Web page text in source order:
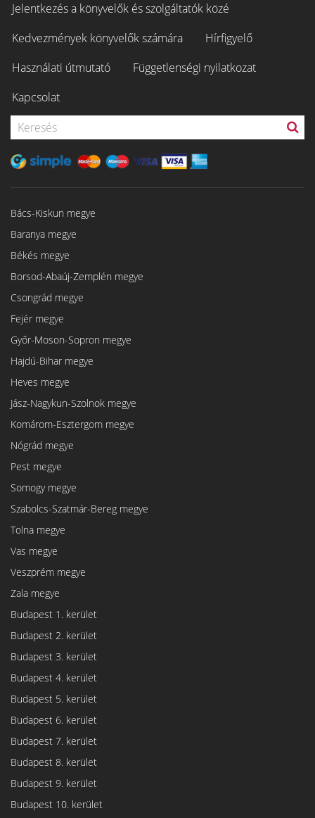
Jelentkezés a könyvelők és szolgáltatók közé
Kedvezmények könyvelők számára
Hírfigyelő
Használati útmutató
Függetlenségi nyilatkozat
Kapcsolat
Bács-Kiskun megye
Baranya megye
Békés megye
Borsod-Abaúj-Zemplén megye
Csongrád megye
Fejér megye
Győr-Moson-Sopron megye
Hajdú-Bihar megye
Heves megye
Jász-Nagykun-Szolnok megye
Komárom-Esztergom megye
Nógrád megye
Pest megye
Somogy megye
Szabolcs-Szatmár-Bereg megye
Tolna megye
Vas megye
Veszprém megye
Zala megye
Budapest 1. kerület
Budapest 2. kerület
Budapest 3. kerület
Budapest 4. kerület
Budapest 5. kerület
Budapest 6. kerület
Budapest 7. kerület
Budapest 8. kerület
Budapest 9. kerület
Budapest 10. kerület